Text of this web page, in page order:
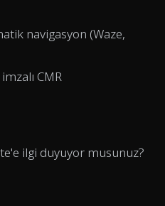
navigasyon (Waze,
CMR
ilgi duyuyor musunuz?